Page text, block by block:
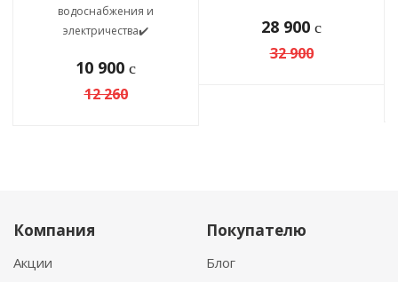
водоснабжения и
электричества✔️
10 900 c
12 260
28 900 c
32 900
Компания
Акции
Покупателю
Блог